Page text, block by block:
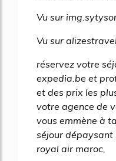
Vu sur
Vu sur
réservez votre
expedia.be et
et des prix les
votre agence de
vous emmène à
séjour dépaysant
royal air maroc,